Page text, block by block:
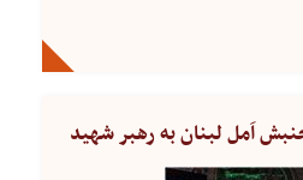
اَمل لبنان به رهبر شهید